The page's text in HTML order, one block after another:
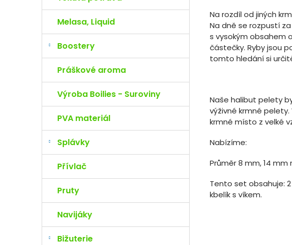
Melasa, Liquid
Boostery
Práškové aroma
Výroba Boilies - Suroviny
PVA materiál
Splávky
Přívlač
Pruty
Navijáky
Bižuterie
Na rozdíl od jiných
Na dně se rozpustí
s vysokým obsahem
částečky. Ryby jsou
tomto hledání si
Naše halibut pelety
výživné krmné
krmné místo z velké
Nabízíme:
Průměr 8 mm, 14 mm
Tento set obsahuje:
kbelík s víkem.